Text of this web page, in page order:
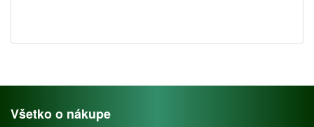
Všetko o nákupe